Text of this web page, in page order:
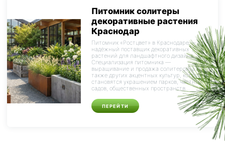
Питомник солитеры
декоративные растения
Краснодар
Питомник «Ростцвет» в Краснодаре — это
надёжный поставщик декоративных
растений для ландшафтного дизайна.
Специализация питомника —
выращивание и продажа солитеров, а
также других акцентных культур, которые
становятся украшением парков, частных
садов, общественных пространств...
ПЕРЕЙТИ